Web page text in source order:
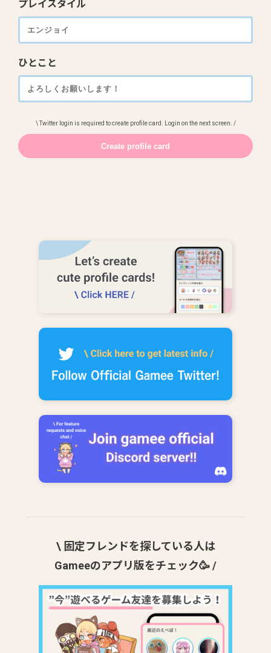
プレイスタイル
ひとこと
\ Twitter login is required to create profile card. Login on the next screen. /
\ 固定フレンドを探している人は
Gameeのアプリ版をチェック🥳 /